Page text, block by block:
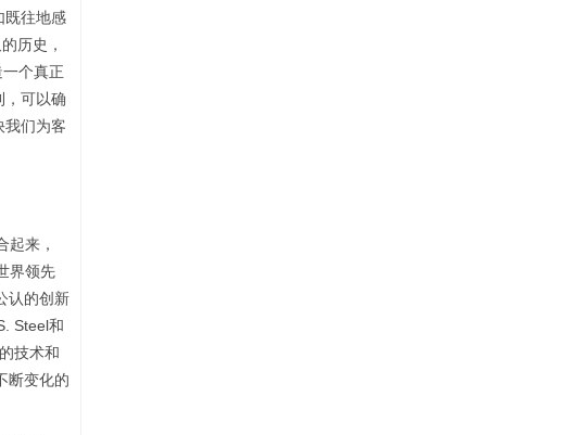
既往地感
历史，
个真正
，可以确
我们为客
起来，
界领先
认的创新
Steel和
技术和
断变化的